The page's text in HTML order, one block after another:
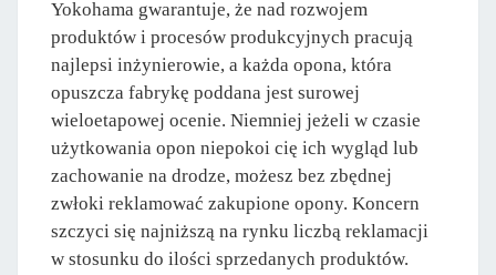
Yokohama gwarantuje, że nad rozwojem
produktów i procesów produkcyjnych pracują
najlepsi inżynierowie, a każda opona, która
opuszcza fabrykę poddana jest surowej
wieloetapowej ocenie. Niemniej jeżeli w czasie
użytkowania opon niepokoi cię ich wygląd lub
zachowanie na drodze, możesz bez zbędnej
zwłoki reklamować zakupione opony. Koncern
szczyci się najniższą na rynku liczbą reklamacji
w stosunku do ilości sprzedanych produktów.